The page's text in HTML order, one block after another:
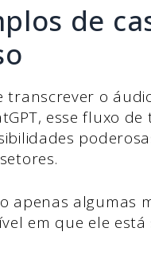
de
transcrever o
esse fluxo
apenas algumas
em que ele está